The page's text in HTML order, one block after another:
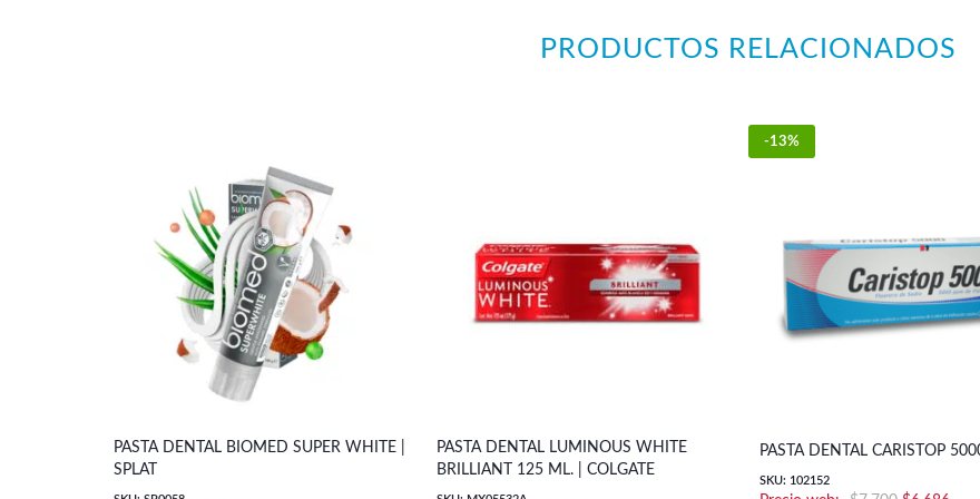
PRODUCTOS RELACIONADOS
PASTA DENTAL BIOMED SUPER WHITE |
SPLAT
PASTA DENTAL LUMINOUS WHITE
BRILLIANT 125 ML. | COLGATE
-13%
PASTA DENTAL CARISTOP
SKU: 102152